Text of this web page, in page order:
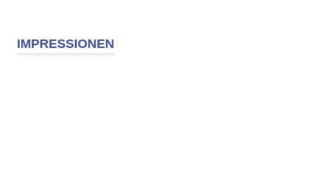
IMPRESSIONEN